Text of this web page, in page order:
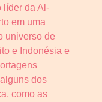
líder da Al-
em uma
universo de
e Indonésia e
dos
como as